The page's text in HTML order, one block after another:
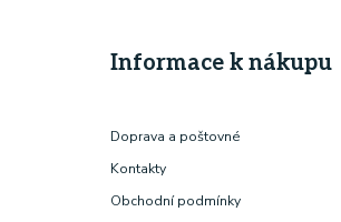
Informace k nákupu
Doprava a poštovné
Kontakty
Obchodní podmínky